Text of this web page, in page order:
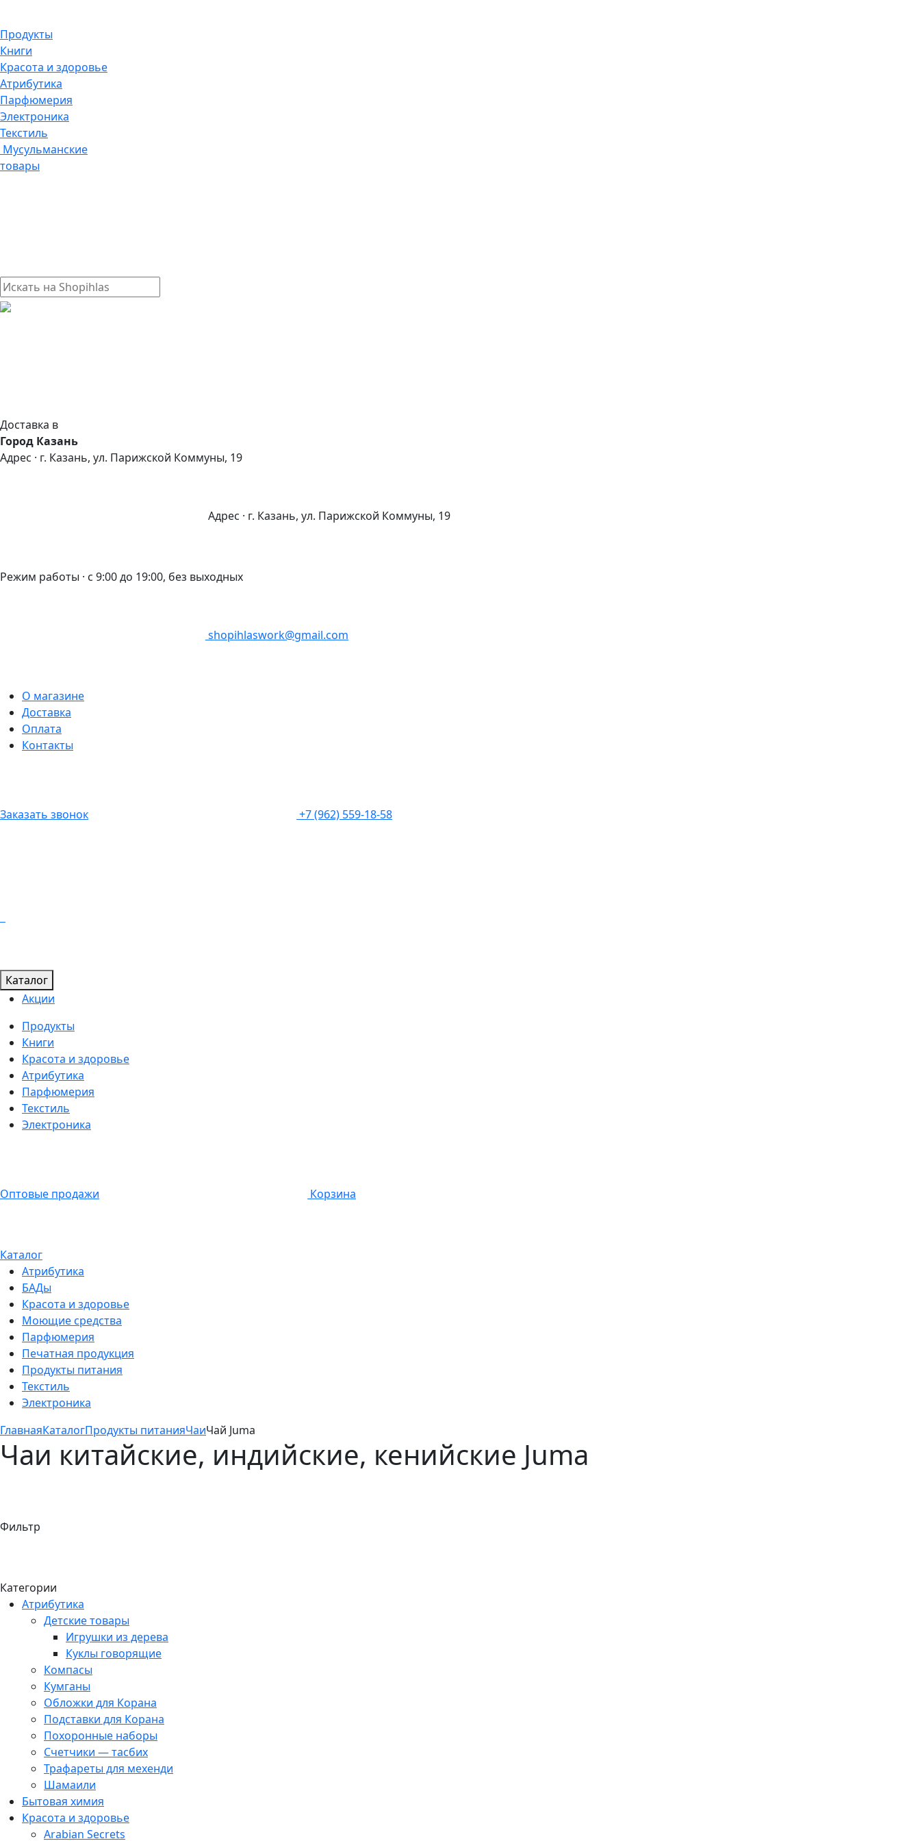
Продукты
Книги
Красота и здоровье
Атрибутика
Парфюмерия
Электроника
Текстиль
Мусульманские
товары
Доставка в
Город Казань
Адрес · г. Казань, ул. Парижской Коммуны, 19
Адрес · г. Казань, ул. Парижской Коммуны, 19
Режим работы · с 9:00 до 19:00, без выходных
shopihlaswork@gmail.com
О магазине
Доставка
Оплата
Контакты
Заказать звонок +7 (962) 559-18-58
Каталог
Акции
Продукты
Книги
Красота и здоровье
Атрибутика
Парфюмерия
Текстиль
Электроника
Оптовые продажи Корзина
Каталог
Атрибутика
БАДы
Красота и здоровье
Моющие средства
Парфюмерия
Печатная продукция
Продукты питания
Текстиль
Электроника
ГлавнаяКаталогПродукты питанияЧаиЧай Juma
Чаи китайские, индийские, кенийские Juma
Фильтр
Категории
Атрибутика
Детские товары
Игрушки из дерева
Куклы говорящие
Компасы
Кумганы
Обложки для Корана
Подставки для Корана
Похоронные наборы
Счетчики — тасбих
Трафареты для мехенди
Шамаили
Бытовая химия
Красота и здоровье
Arabian Secrets